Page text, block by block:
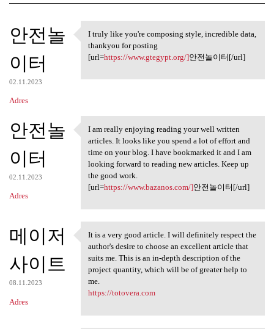
K
o
m
e
n
a
r
z
e
안전놀
이터
02.11.2023
Adres
I truly like you're composing
I truly like you're composing style, incredible data,
thankyou for posting
[url=https://www.gtegypt.org/]안전놀이터[/url]
안전놀
이터
02.11.2023
Adres
I am really enjoying reading
I am really enjoying reading your well written
articles. It looks like you spend a lot of effort and
time on your blog. I have bookmarked it and I am
looking forward to reading new articles. Keep up
the good work.
[url=https://www.bazanos.com/]안전놀이터[/url]
메이저
사이트
08.11.2023
Adres
It is a very good article. I
It is a very good article. I will definitely respect the
author's desire to choose an excellent article that
suits me. This is an in-depth description of the
project quantity, which will be of greater help to
me.
https://totovera.com